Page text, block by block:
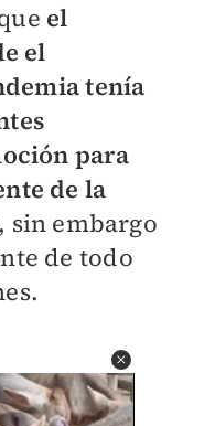
el
el
tenía
para
de la
, sin embargo
de todo